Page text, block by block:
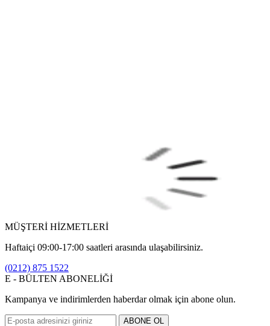
MÜŞTERİ HİZMETLERİ
Haftaiçi 09:00-17:00 saatleri arasında ulaşabilirsiniz.
(0212) 875 1522
E - BÜLTEN ABONELİĞİ
Kampanya ve indirimlerden haberdar olmak için abone olun.
ABONE OL